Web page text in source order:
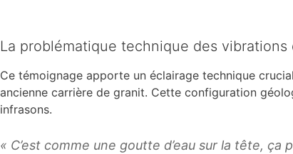
La problématique technique des vibrations
Ce témoignage apporte un éclairage technique
ancienne carrière de granit. Cette configuration
infrasons.
« C’est comme une goutte d’eau sur la tête, ça